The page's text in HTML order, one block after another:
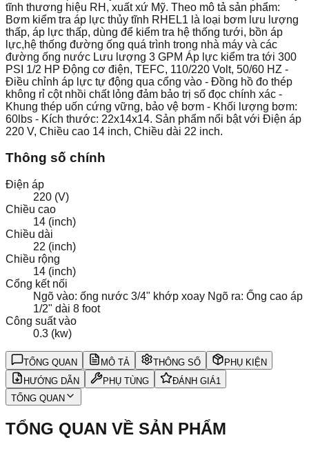
tĩnh thương hiệu RH, xuất xứ Mỹ. Theo mô tả sản phẩm:
Bơm kiểm tra áp lực thủy tĩnh RHEL1 là loại bơm lưu lượng
thấp, áp lực thấp, dùng để kiểm tra hệ thống tưới, bồn áp
lực,hệ thống đường ống quá trình trong nhà máy và các
đường ống nước Lưu lượng 3 GPM Áp lực kiểm tra tới 300
PSI 1/2 HP Động cơ điện, TEFC, 110/220 Volt, 50/60 HZ -
Điều chỉnh áp lực tự động qua cổng vào - Đồng hồ đo thép
không rỉ cột nhồi chất lỏng đảm bảo trị số đọc chính xác -
Khung thép uốn cứng vững, bảo vệ bơm - Khối lượng bơm:
60lbs - Kích thước: 22x14x14. Sản phẩm nổi bật với Điện áp
220 V, Chiều cao 14 inch, Chiều dài 22 inch.
Thông số chính
Điện áp
220 (V)
Chiều cao
14 (inch)
Chiều dài
22 (inch)
Chiều rộng
14 (inch)
Cổng kết nối
Ngõ vào: ống nước 3/4" khớp xoay Ngõ ra: Ống cao áp
1/2" dài 8 foot
Công suất vào
0.3 (kw)
TỔNG QUAN MÔ TẢ THÔNG SỐ
PHỤ KIỆN
HƯỚNG DẪN
PHỤ TÙNG ĐÁNH GIÁ1
TỔNG QUAN
TỔNG QUAN VỀ SẢN PHẨM